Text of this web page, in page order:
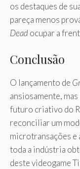
os destaques de
pareça menos
Deadocupar a
Conclusão
O lançamento de
ansiosamente,
futuro criativo do
reconciliar um
microtransações e
toda a indústria
deste videogame